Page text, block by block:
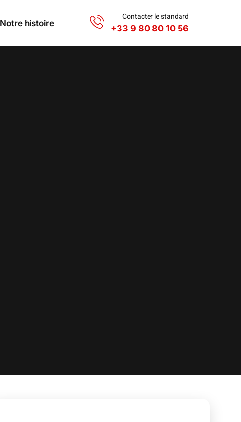
Notre histoire
Contacter le standard
+33 9 80 80 10 56